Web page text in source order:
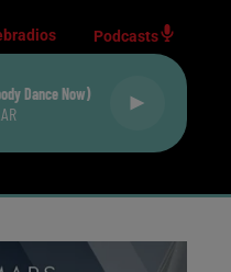
Podcasts
Dance Now)